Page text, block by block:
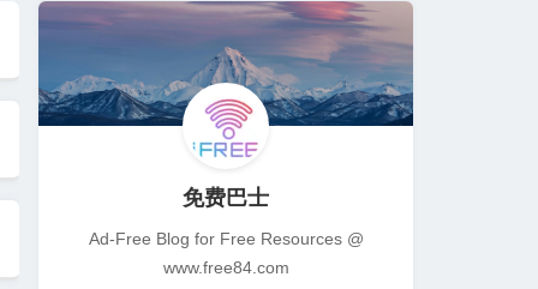
免费巴士
Ad-Free Blog for Free Resources @
www.free84.com